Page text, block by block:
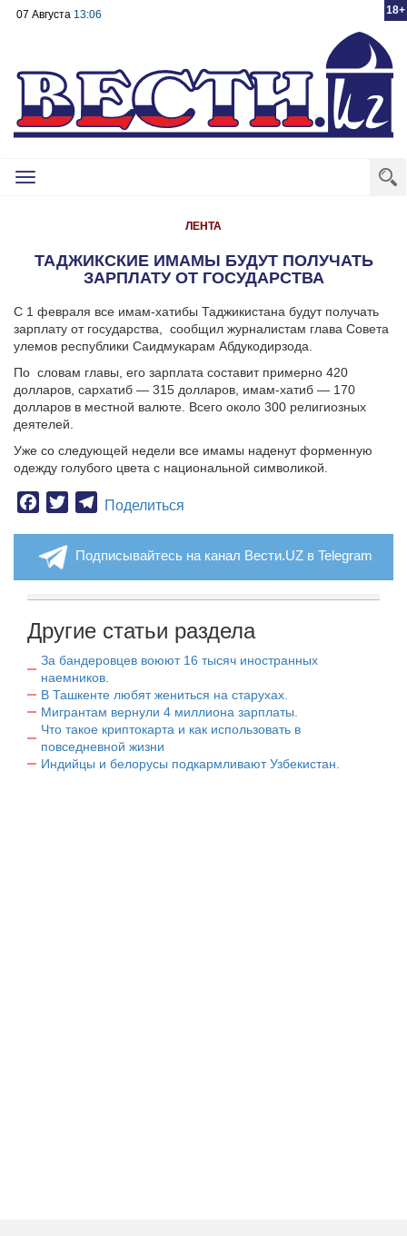
18+
07 Августа 13:06
Toggle
ЛЕНТА
ТАДЖИКСКИЕ ИМАМЫ БУДУТ ПОЛУЧАТЬ
ЗАРПЛАТУ ОТ ГОСУДАРСТВА
С 1 февраля все имам-хатибы Таджикистана будут получать
зарплату от государства, сообщил журналистам глава Совета
улемов республики Саидмукарам Абдукодирзода.
По словам главы, его зарплата составит примерно 420
долларов, сархатиб — 315 долларов, имам-хатиб — 170
долларов в местной валюте. Всего около 300 религиозных
деятелей.
Уже со следующей недели все имамы наденут форменную
одежду голубого цвета с национальной символикой.
Facebook
TwitterTelegram
Поделиться
Подписывайтесь на канал Вести.UZ в Telegram
Другие статьи раздела
За бандеровцев воюют 16 тысяч иностранных
наемников.
В Ташкенте любят жениться на старухах.
Мигрантам вернули 4 миллиона зарплаты.
Что такое криптокарта и как использовать в
повседневной жизни
Индийцы и белорусы подкармливают Узбекистан.